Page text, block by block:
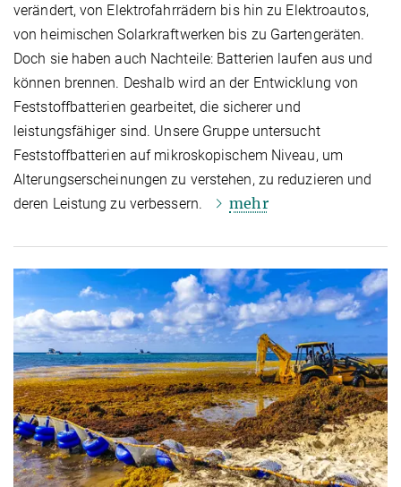
verändert, von Elektrofahrrädern bis hin zu Elektroautos,
von heimischen Solarkraftwerken bis zu Gartengeräten.
Doch sie haben auch Nachteile: Batterien laufen aus und
können brennen. Deshalb wird an der Entwicklung von
Feststoffbatterien gearbeitet, die sicherer und
leistungsfähiger sind. Unsere Gruppe untersucht
Feststoffbatterien auf mikroskopischem Niveau, um
Alterungserscheinungen zu verstehen, zu reduzieren und
deren Leistung zu verbessern.
mehr